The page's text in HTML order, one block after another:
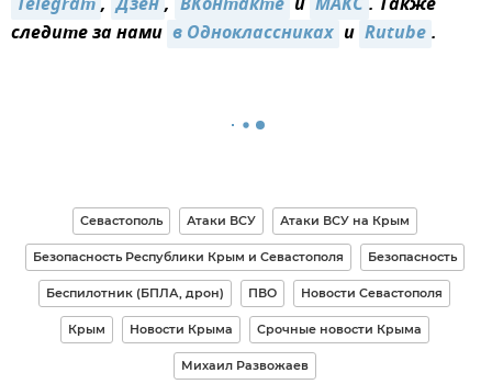
следите за нами в Одноклассниках и Rutube.
Севастополь Атаки ВСУ Атаки ВСУ на Крым
Безопасность Республики Крым и Севастополя Безопасность
Беспилотник (БПЛА, дрон) ПВО Новости Севастополя
Крым Новости Крыма Срочные новости Крыма
Михаил Развожаев